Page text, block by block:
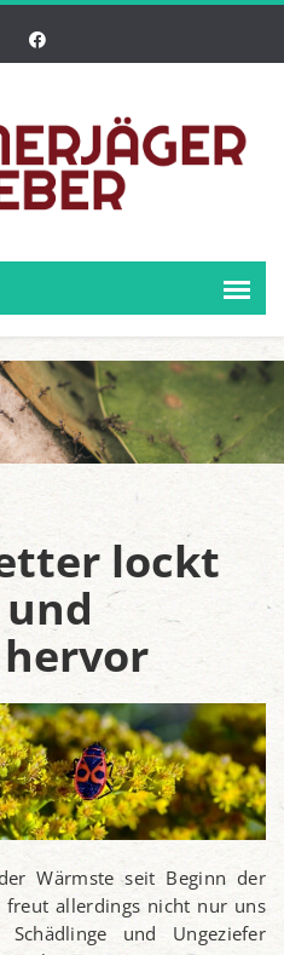
lockt
Wärmste seit Beginn der
freut allerdings nicht nur uns
und Ungeziefer